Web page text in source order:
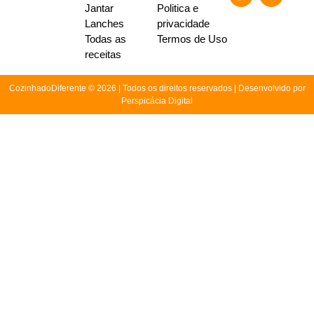
Jantar
Lanches
Todas as
receitas
Politica e
privacidade
Termos de Uso
CozinhadoDiferente © 2026 | Todos os direitos reservados | Desenvolvido por
Perspicácia Digital